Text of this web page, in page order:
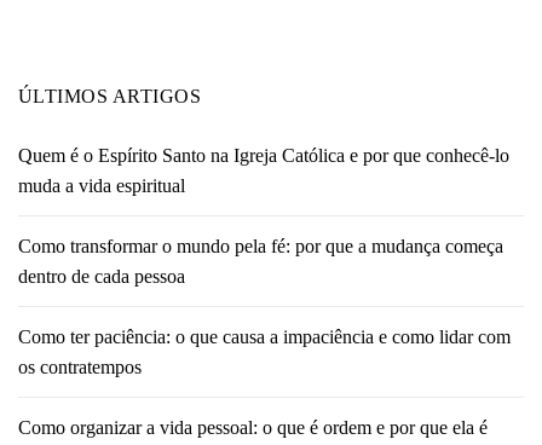
ÚLTIMOS ARTIGOS
Quem é o Espírito Santo na Igreja Católica e por que conhecê-lo
muda a vida espiritual
Como transformar o mundo pela fé: por que a mudança começa
dentro de cada pessoa
Como ter paciência: o que causa a impaciência e como lidar com
os contratempos
Como organizar a vida pessoal: o que é ordem e por que ela é